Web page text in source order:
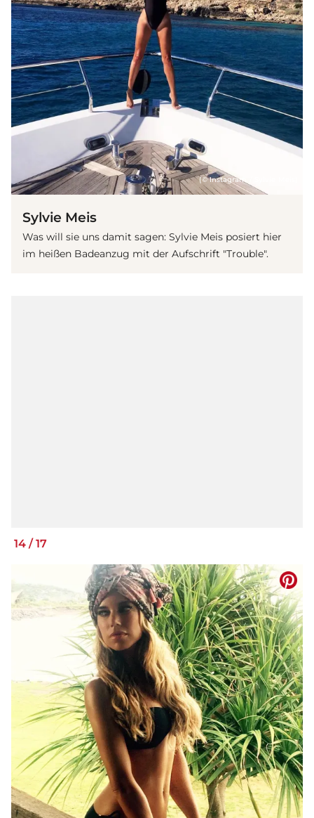
(© Instagram / Sylvie Meis)
Sylvie Meis
Was will sie uns damit sagen: Sylvie Meis posiert hier
im heißen Badeanzug mit der Aufschrift "Trouble".
14 / 17